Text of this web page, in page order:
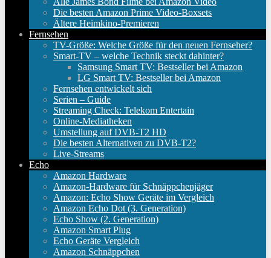
Die besten Amazon Prime Video-Boxsets
Ältere Heimkino-Premieren
Fernsehen
TV-Größe: Welche Größe für den neuen Fernseher?
Smart-TV – welche Technik steckt dahinter?
Samsung Smart TV: Bestseller bei Amazon
LG Smart TV: Bestseller bei Amazon
Fernsehen entwickelt sich
Serien – Guide
Streaming Check: Telekom Entertain
Online-Mediatheken
Umstellung auf DVB-T2 HD
Die besten Alternativen zu DVB-T2?
Live-Streams
Echo
Amazon Hardware
Amazon-Hardware für Schnäppchenjäger
Amazon: Echo Show Geräte im Vergleich
Amazon Echo Dot (3. Generation)
Echo Show (2. Generation)
Amazon Smart Plug
Echo Geräte Vergleich
Amazon Schnäppchen